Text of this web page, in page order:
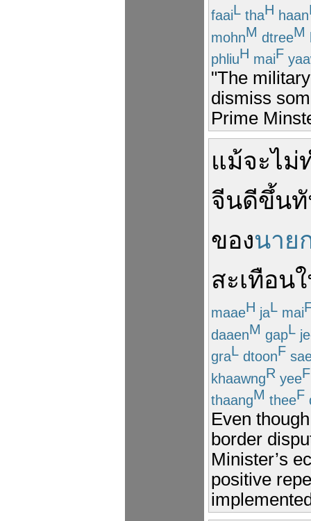
faaiL thaH haan
mohnM dtreeM
phliuH maiF
"The
dismiss
Prime
แม้จะไม่
จีนดีขึ้น
ของนาย
สะเทือน
maaeH jaL mai
daaenM gapL
graL dtoonF
khaawngR yeeF
thaangM theeF
Even
border
Minister’s
positive